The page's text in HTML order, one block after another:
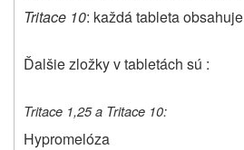
Tritace 10: každá tableta obsahuje
Ďalšie zložky v tabletách sú :
Tritace 1,25 a Tritace 10:
Hypromelóza